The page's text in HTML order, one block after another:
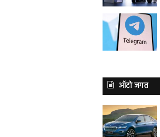
ऑटो जगत